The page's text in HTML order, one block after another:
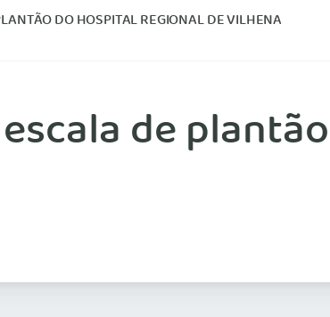
DO HOSPITAL REGIONAL DE VILHENA
de